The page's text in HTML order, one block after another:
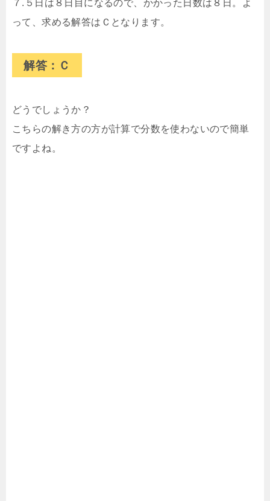
７.５日は８日目になるので、かかった日数は８日。よ
って、求める解答はＣとなります。
解答：Ｃ
どうでしょうか？
こちらの解き方の方が計算で分数を使わないので簡単
ですよね。